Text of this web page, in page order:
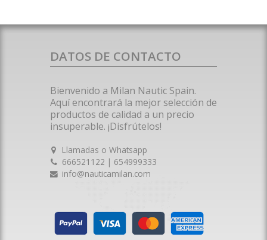
DATOS DE CONTACTO
Bienvenido a Milan Nautic Spain.
Aquí encontrará la mejor selección de
productos de calidad a un precio
insuperable. ¡Disfrútelos!
Llamadas o Whatsapp
666521122 | 654999333
info@nauticamilan.com